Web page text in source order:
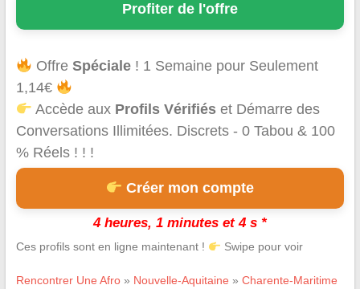
Profiter de l'offre
OffreSpéciale ! 1 Semaine pour Seulement
1,14€
Accède aux Profils Vérifiés et Démarre des
Conversations Illimitées. Discrets - 0 Tabou & 100
% Réels ! ! !
Créer mon compte
4 heures, 1 minutes et 4 s *
Ces profils sont en ligne maintenant ! Swipe pour voir
Rencontrer Une Afro» Nouvelle-Aquitaine » Charente-Maritime